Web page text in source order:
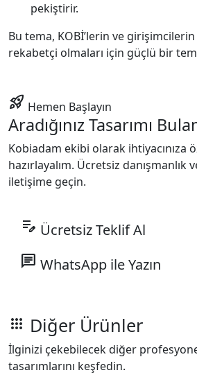
pekiştirir.
Bu tema, KOBİ’lerin ve
rekabetçi olmaları için güçlü bir
rocket_launch Hemen Başlayın
Aradığınız Tasarımı
Kobiadam ekibi olarak ihtiyacınıza
hazırlayalım. Ücretsiz danışmanlık
iletişime geçin.
edit_note Ücretsiz Teklif Al
chat WhatsApp ile Yazın
apps Diğer Ürünler
İlginizi çekebilecek diğer
tasarımlarını keşfedin.